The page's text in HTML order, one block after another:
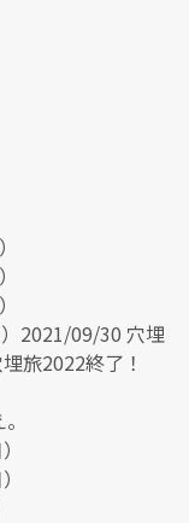
2021/09/30 穴埋
旅2022終了！